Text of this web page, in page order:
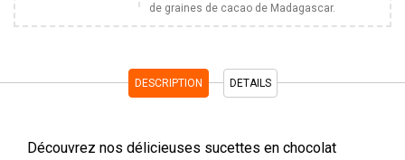
de graines de cacao de Madagascar.
DESCRIPTION DETAILS
Découvrez nos délicieuses sucettes en chocolat